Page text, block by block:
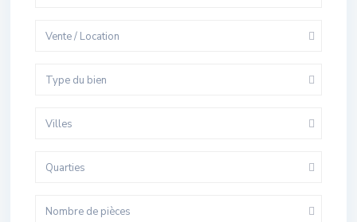
Vente / Location
Type du bien
Villes
Quarties
Nombre de pièces